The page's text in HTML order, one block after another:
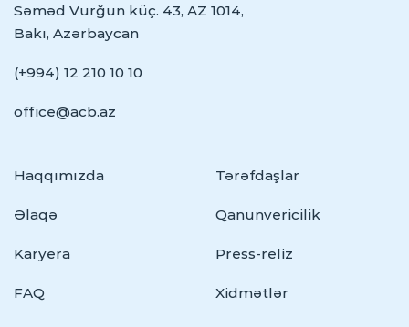
Səməd Vurğun küç. 43, AZ 1014,
Bakı, Azərbaycan
(+994) 12 210 10 10
office@acb.az
Haqqımızda Tərəfdaşlar
Əlaqə Qanunvericilik
Karyera Press-reliz
FAQ Xidmətlər